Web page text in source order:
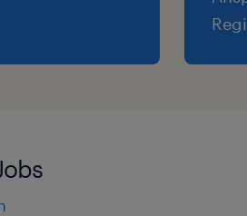
Bewirb dich jetzt